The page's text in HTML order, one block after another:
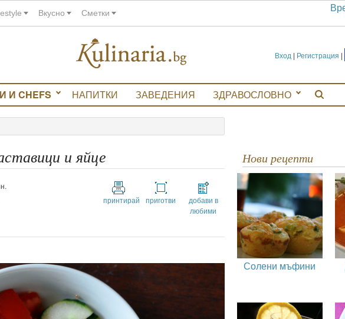
Вкусно Сметки
Вход | Регистрация |
И CHEFS НАПИТКИ ЗАВЕДЕНИЯ ЗДРАВОСЛОВНО
и яйце
принтирай приготви
добави в
любими
Нови рецепти
Солени мъфини